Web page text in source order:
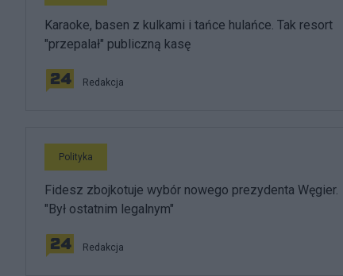
Karaoke, basen z kulkami i tańce hulańce. Tak resort
"przepalał" publiczną kasę
Redakcja
Polityka
Fidesz zbojkotuje wybór nowego prezydenta Węgier.
"Był ostatnim legalnym"
Redakcja